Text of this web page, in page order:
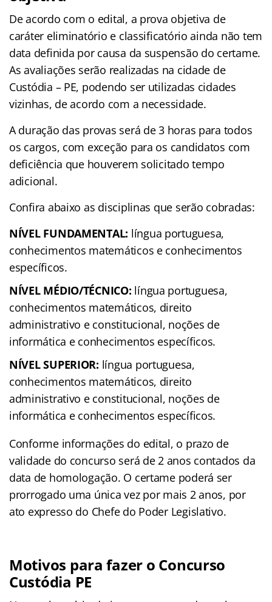
De acordo com o edital, a prova objetiva de
caráter eliminatório e classificatório ainda não tem
data definida por causa da suspensão do certame.
As avaliações serão realizadas na cidade de
Custódia – PE, podendo ser utilizadas cidades
vizinhas, de acordo com a necessidade.
A duração das provas será de 3 horas para todos
os cargos, com exceção para os candidatos com
deficiência que houverem solicitado tempo
adicional.
Confira abaixo as disciplinas que serão cobradas:
NÍVEL FUNDAMENTAL: língua portuguesa,
conhecimentos matemáticos e conhecimentos
específicos.
NÍVEL MÉDIO/TÉCNICO: língua portuguesa,
conhecimentos matemáticos, direito
administrativo e constitucional, noções de
informática e conhecimentos específicos.
NÍVEL SUPERIOR: língua portuguesa,
conhecimentos matemáticos, direito
administrativo e constitucional, noções de
informática e conhecimentos específicos.
Conforme informações do edital, o prazo de
validade do concurso será de 2 anos contados da
data de homologação. O certame poderá ser
prorrogado uma única vez por mais 2 anos, por
ato expresso do Chefe do Poder Legislativo.
Motivos para fazer o Concurso
Custódia PE